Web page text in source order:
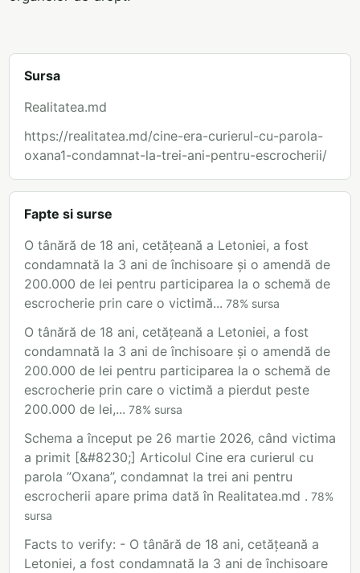
Sursa
Realitatea.md
https://realitatea.md/cine-era-curierul-cu-parola-
oxana1-condamnat-la-trei-ani-pentru-escrocherii/
Fapte si surse
O tânără de 18 ani, cetățeană a Letoniei, a fost
condamnată la 3 ani de închisoare și o amendă de
200.000 de lei pentru participarea la o schemă de
escrocherie prin care o victimă... 78% sursa
O tânără de 18 ani, cetățeană a Letoniei, a fost
condamnată la 3 ani de închisoare și o amendă de
200.000 de lei pentru participarea la o schemă de
escrocherie prin care o victimă a pierdut peste
200.000 de lei,... 78% sursa
Schema a început pe 26 martie 2026, când victima
a primit [&#8230;] Articolul Cine era curierul cu
parola ”Oxana”, condamnat la trei ani pentru
escrocherii apare prima dată în Realitatea.md . 78%
sursa
Facts to verify: - O tânără de 18 ani, cetățeană a
Letoniei, a fost condamnată la 3 ani de închisoare